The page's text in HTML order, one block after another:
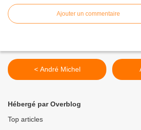
Ajouter un commentaire
< André Michel
Hébergé par Overblog
Top articles